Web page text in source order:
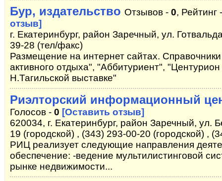
Бур, издательство Отзывов - 0, Рейтинг
отзыв]
г. Екатеринбург, район Заречный, ул.
39-28 (тел/факс)
Размещение на интернет сайтах.
активного отдыха", "Аббитуриент",
Н.Тагильской выставке"
Риэлторский информационный
Голосов - 0 [Оставить отзыв]
620034, г. Екатеринбург, район Заречный, ул.
19 (городской) , (343) 293-00-20 (городской) ,
РИЦ реализует следующие направления
обеспечение: -ведение мультилистинговой
рынке недвижимости...